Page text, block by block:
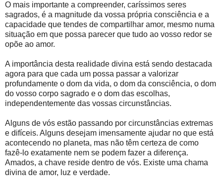
O mais importante a compreender, caríssimos seres
sagrados, é a magnitude da vossa própria consciência e a
capacidade que tendes de compartilhar amor, mesmo numa
situação em que possa parecer que tudo ao vosso redor se
opõe ao amor.
A importância desta realidade divina está sendo destacada
agora para que cada um possa passar a valorizar
profundamente o dom da vida, o dom da consciência, o dom
do vosso corpo sagrado e o dom das escolhas,
independentemente das vossas circunstâncias.
Alguns de vós estão passando por circunstâncias extremas
e difíceis. Alguns desejam imensamente ajudar no que está
acontecendo no planeta, mas não têm certeza de como
fazê-lo exatamente nem se podem fazer a diferença.
Amados, a chave reside dentro de vós. Existe uma chama
divina de amor, luz e verdade.